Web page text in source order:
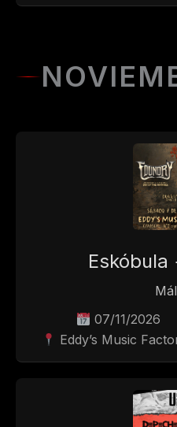
Eskóbula
07/11/2026
Eddy’s Music